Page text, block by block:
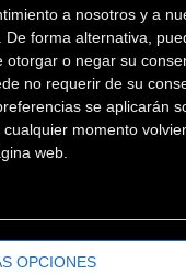
a nosotros y a
De forma alternativa,
otorgar o negar su
no requerir de su
se aplicarán
momento
web.
OPCIONES
el uso de
aerodinámicos y